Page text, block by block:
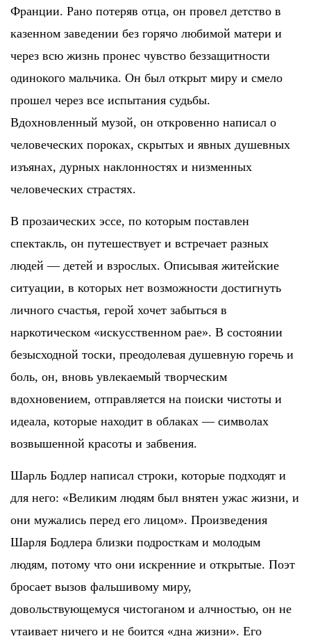
Франции. Рано потеряв отца, он провел детство в
казенном заведении без горячо любимой матери и
через всю жизнь пронес чувство беззащитности
одинокого мальчика. Он был открыт миру и смело
прошел через все испытания судьбы.
Вдохновленный музой, он откровенно написал о
человеческих пороках, скрытых и явных душевных
изъянах, дурных наклонностях и низменных
человеческих страстях.
В прозаических эссе, по которым поставлен
спектакль, он путешествует и встречает разных
людей — детей и взрослых. Описывая житейские
ситуации, в которых нет возможности достигнуть
личного счастья, герой хочет забыться в
наркотическом «искусственном рае». В состоянии
безысходной тоски, преодолевая душевную горечь и
боль, он, вновь увлекаемый творческим
вдохновением, отправляется на поиски чистоты и
идеала, которые находит в облаках — символах
возвышенной красоты и забвения.
Шарль Бодлер написал строки, которые подходят и
для него: «Великим людям был внятен ужас жизни, и
они мужались перед его лицом». Произведения
Шарля Бодлера близки подросткам и молодым
людям, потому что они искренние и открытые. Поэт
бросает вызов фальшивому миру,
довольствующемуся чистоганом и алчностью, он не
утаивает ничего и не боится «дна жизни». Его